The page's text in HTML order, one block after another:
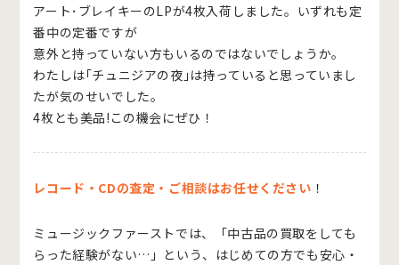
アート･ブレイキーのLPが4枚入荷しました。いずれも定
番中の定番ですが
意外と持っていない方もいるのではないでしょうか。
わたしは｢チュニジアの夜｣は持っていると思っていまし
たが気のせいでした。
4枚とも美品!この機会にぜひ！
レコード・CDの査定・ご相談はお任せください ！
ミュージックファーストでは、「中古品の買取をしても
らった経験がない…」という、はじめての方でも安心・